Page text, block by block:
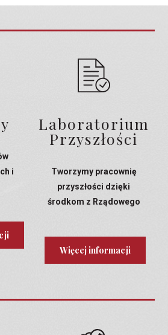
i
Laboratorium
Przyszłości
Tworzymy pracownię
przyszłości dzięki
środkom z Rządowego
Więcej informacji